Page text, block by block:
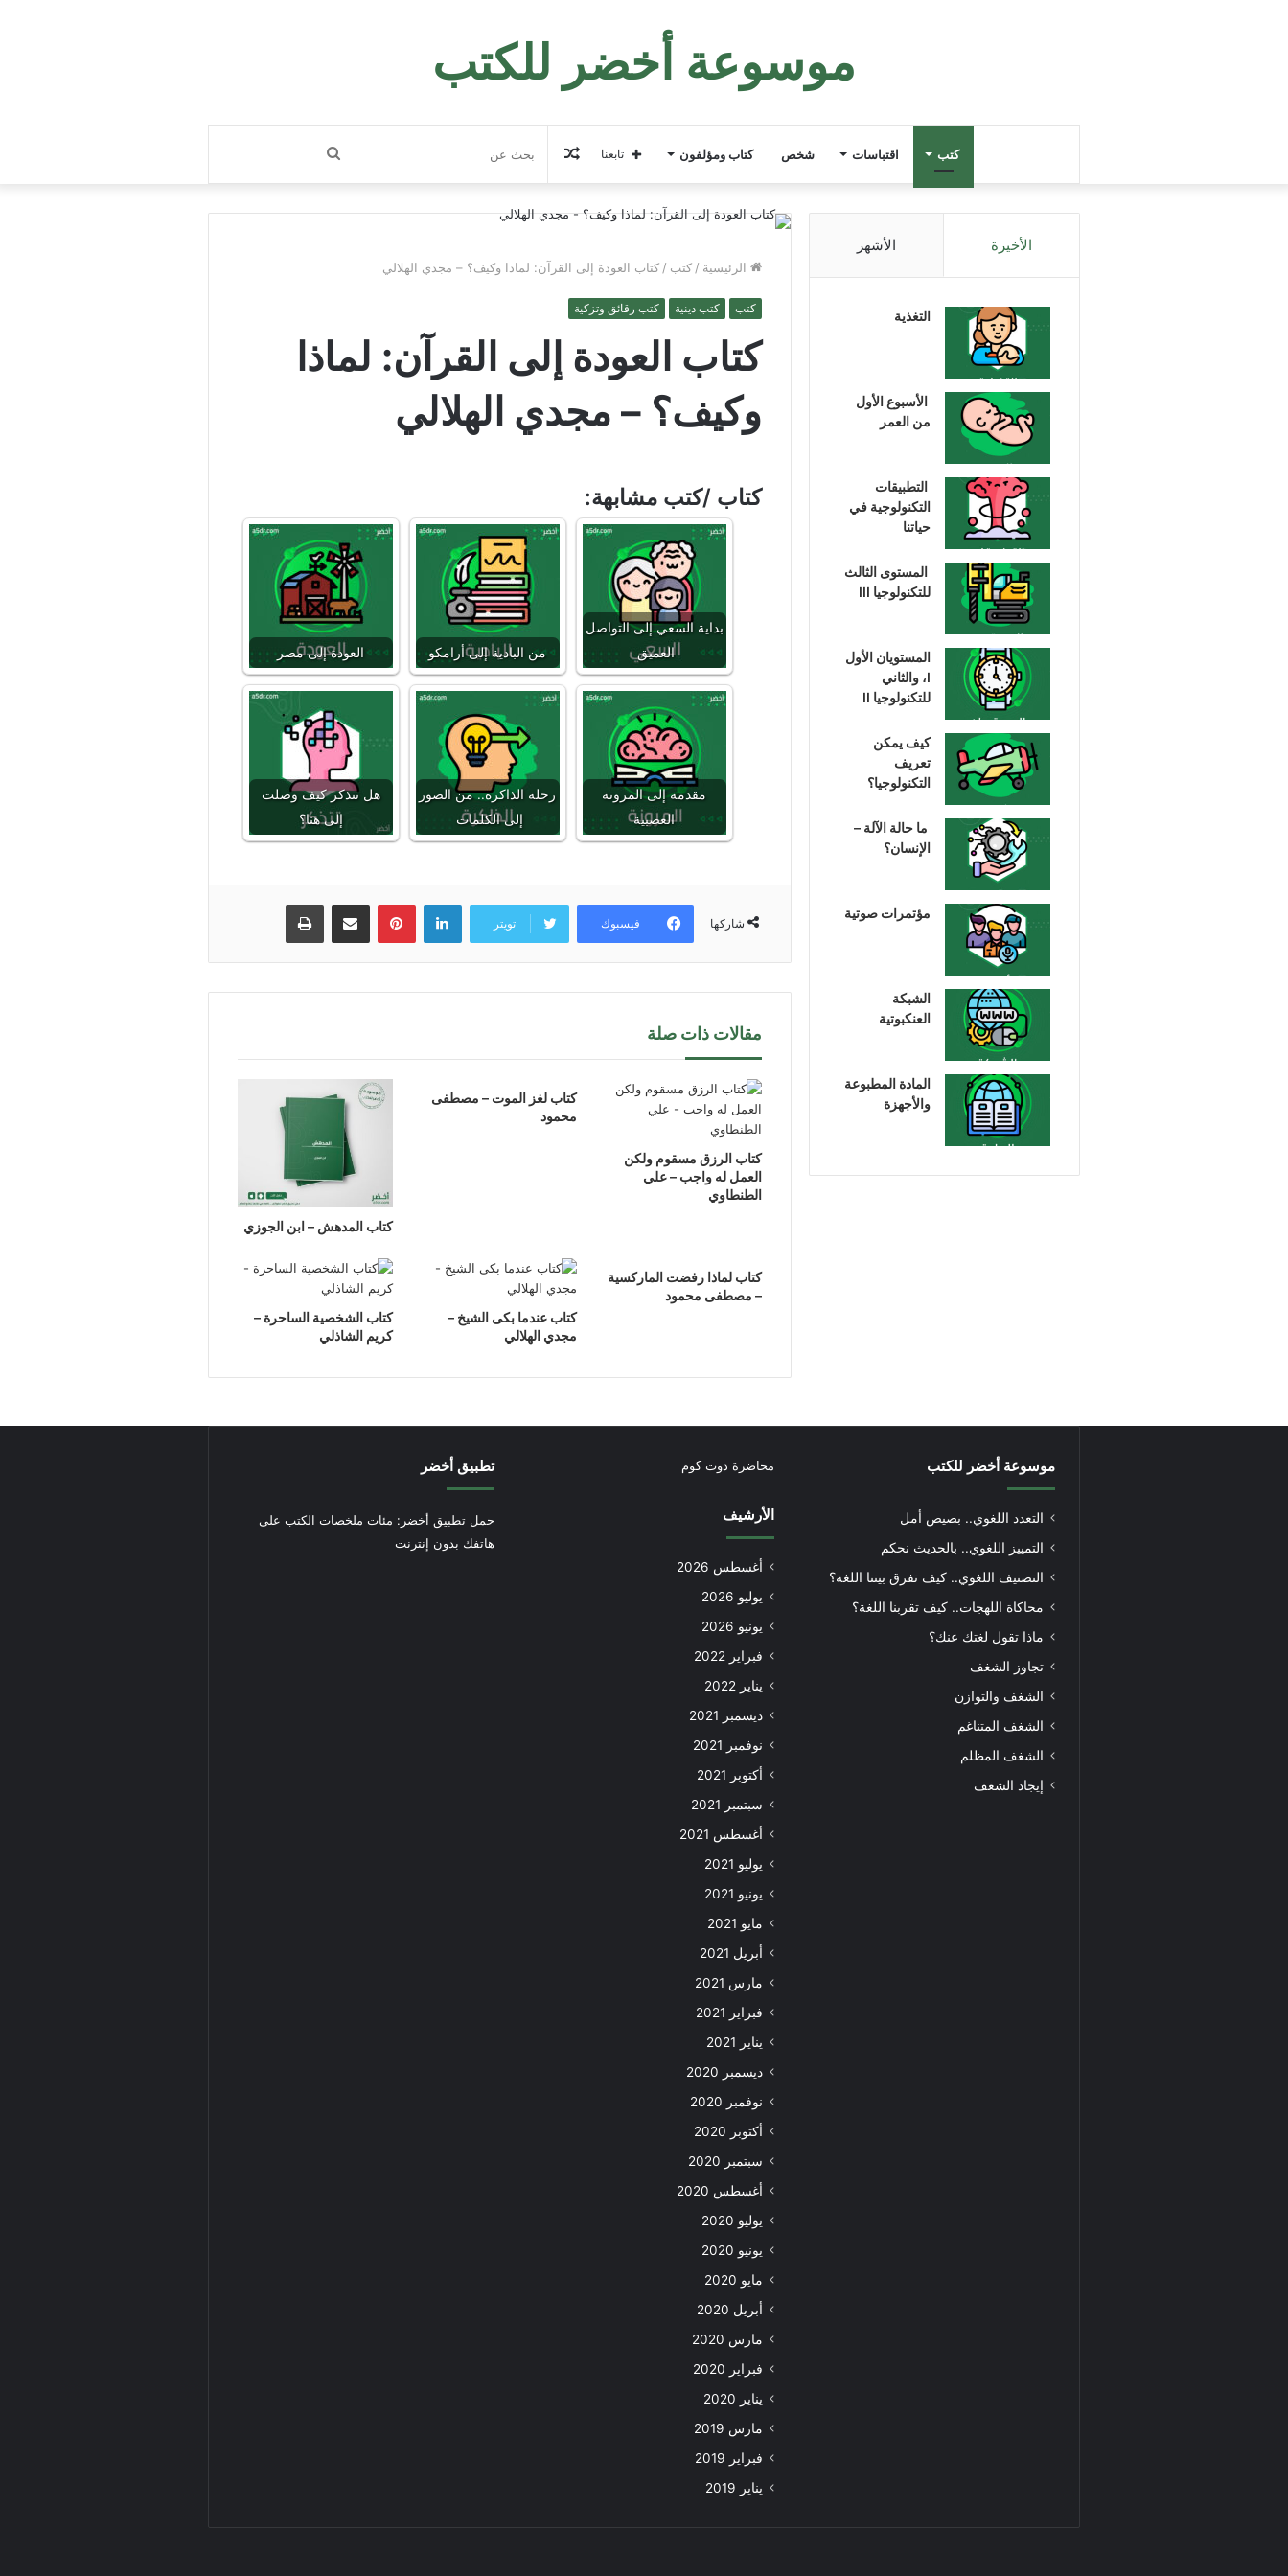
موسوعة أخضر للكتب
كتب اقتباسات شخص كتاب ومؤلفون بحث
عن
مقال
عشوائي
تابعنا
الرئيسية / كتب / كتاب العودة إلى القرآن: لماذا وكيف؟ – مجدي الهلالي
كتب كتب دينية كتب رقائق وتزكية
كتاب العودة إلى القرآن: لماذا
وكيف؟ – مجدي الهلالي
كتاب /كتب مشابهة:
العودة إلى مصر من البادية إلى أرامكو
بداية السعي إلى التواصل
العميق
هل تتذكر كيف وصلت
إلى هنا؟
رحلة الذاكرة.. من الصور
إلى الكلمات
مقدمة إلى المرونة
العصبية
شاركها فيسبوك تويتر
لينكدإن بينتيريستمشاركة عبر البريد طباعة
مقالات ذات صلة
كتاب الرزق مسقوم ولكن
العمل له واجب – علي
الطنطاوي
كتاب لغز الموت – مصطفى
محمود
كتاب المدهش – ابن الجوزي
كتاب لماذا رفضت الماركسية
– مصطفى محمود
كتاب عندما بكى الشيخ –
مجدي الهلالي
كتاب الشخصية الساحرة –
كريم الشاذلي
الأخيرة الأشهر
التغذية
الأسبوع الأول
من العمر
التطبيقات
التكنولوجية في
حياتنا
المستوى الثالث
للتكنولوجيا III
المستويان الأول
I، والثاني
للتكنولوجيا II
كيف يمكن
تعريف
التكنولوجيا؟
ما حالة الآلة –
الإنسان؟
مؤتمرات صوتية
الشبكة
العنكبوتية
المادة المطبوعة
والأجهزة
موسوعة أخضر للكتب
التعدد اللغوي.. بصيص أمل
التمييز اللغوي.. بالحديث نحكم
التصنيف اللغوي.. كيف تفرق بيننا اللغة؟
محاكاة اللهجات.. كيف تقربنا اللغة؟
ماذا تقول لغتك عنك؟
تجاوز الشغف
الشغف والتوازن
الشغف المتناغم
الشغف المظلم
إيجاد الشغف
محاضرة دوت كوم
الأرشيف
أغسطس 2026
يوليو 2026
يونيو 2026
فبراير 2022
يناير 2022
ديسمبر 2021
نوفمبر 2021
أكتوبر 2021
سبتمبر 2021
أغسطس 2021
يوليو 2021
يونيو 2021
مايو 2021
أبريل 2021
مارس 2021
فبراير 2021
يناير 2021
ديسمبر 2020
نوفمبر 2020
أكتوبر 2020
سبتمبر 2020
أغسطس 2020
يوليو 2020
يونيو 2020
مايو 2020
أبريل 2020
مارس 2020
فبراير 2020
يناير 2020
مارس 2019
فبراير 2019
يناير 2019
تطبيق أخضر
حمل تطبيق أخضر: مئات ملخصات الكتب على
هاتفك بدون إنترنت